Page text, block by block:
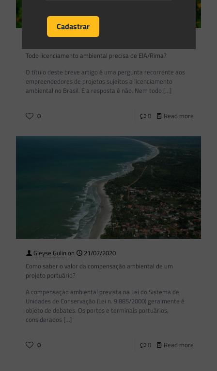
Todo licenciamento ambiental precisa de EIA/Rima?
O título deste breve artigo é uma pergunta recorrente aos
empreendedores de projetos sujeitos a licenciamento
ambiental no Brasil. E a resposta é não. Nem todo […]
0 0 Read more
Gleyse Gulin on
21/07/2020
Como saber o valor da compensação ambiental de um
projeto portuário?
A compensação ambiental prevista na Lei do Sistema de
Unidades de Conservação (Lei n. 9.885/2000) geralmente é
objeto de debates. Os portos e terminais portuários,
considerados […]
0 0 Read more